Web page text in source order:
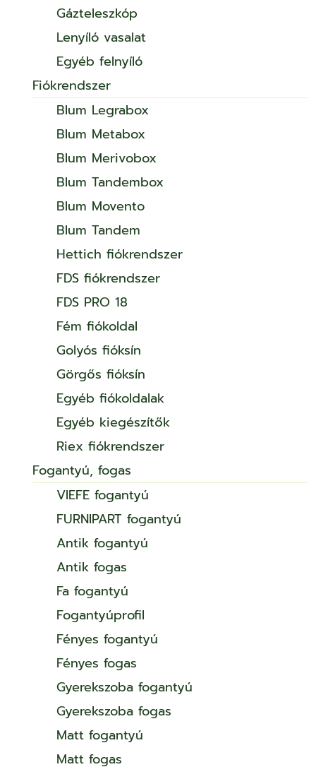
Gázteleszkóp
Lenyíló vasalat
Egyéb felnyíló
Fiókrendszer
Blum Legrabox
Blum Metabox
Blum Merivobox
Blum Tandembox
Blum Movento
Blum Tandem
Hettich fiókrendszer
FDS fiókrendszer
FDS PRO 18
Fém fiókoldal
Golyós fióksín
Görgős fióksín
Egyéb fiókoldalak
Egyéb kiegészítők
Riex fiókrendszer
Fogantyú, fogas
VIEFE fogantyú
FURNIPART fogantyú
Antik fogantyú
Antik fogas
Fa fogantyú
Fogantyúprofil
Fényes fogantyú
Fényes fogas
Gyerekszoba fogantyú
Gyerekszoba fogas
Matt fogantyú
Matt fogas